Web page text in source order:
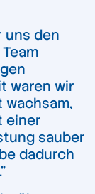
uns den
waren wir
wachsam,
einer
sauber
dadurch